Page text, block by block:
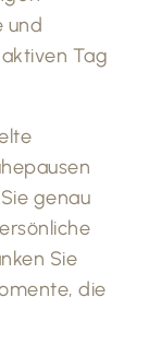
und
Tag
genau
Sie
die